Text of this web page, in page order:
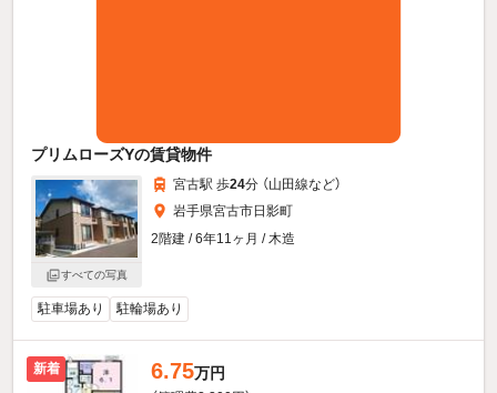
プリムローズYの賃貸物件
すべての写真
宮古駅 歩24分 （山田線など）
岩手県宮古市日影町
2階建 / 6年11ヶ月 / 木造
駐車場あり 駐輪場あり
新着 6.75万円